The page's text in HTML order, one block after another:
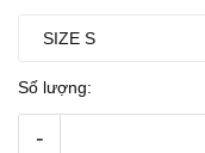
Số lượng:
-